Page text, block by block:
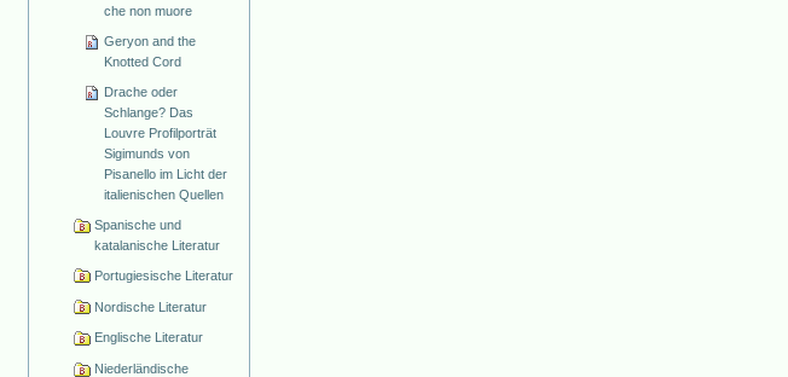
che non muore
Geryon and the
Knotted Cord
Drache oder
Schlange? Das
Louvre Profilporträt
Sigimunds von
Pisanello im Licht der
italienischen Quellen
Spanische und
katalanische Literatur
Portugiesische Literatur
Nordische Literatur
Englische Literatur
Niederländische